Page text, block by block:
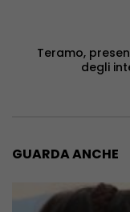
Teramo,
degli
GUARDA ANCHE